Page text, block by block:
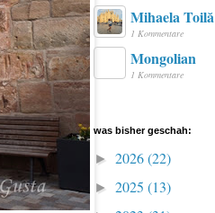
Mihaela Toilă
1 Kommentare
Mongolian
1 Kommentare
was bisher geschah:
► 2026(22)
► 2025 (13)